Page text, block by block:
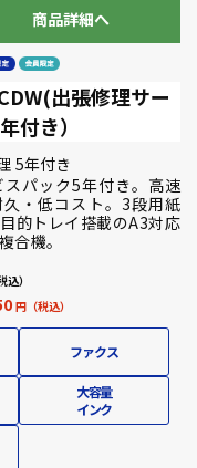
商品詳細へ
出張修理サー
付き）
5年付き
パック5年付き。高速
・低コスト。3段用紙
的トレイ搭載のA3対応
合機。
ファクス
大容量
インク